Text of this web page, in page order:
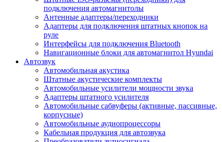
подключения автомагнитолы
Антенные адаптеры/переходники
Адаптеры для подключения штатных кнопок на
руле
Интерфейсы для подключения Bluetooth
Навигационные блоки для автомагнитол Hyundai
Автозвук
Автомобильная акустика
Штатные акустические комплекты
Автомобильные усилители мощности звука
Адаптеры штатного усилителя
Автомобильные сабвуферы (активные, пассивные,
корпусные)
Автомобильные аудиопроцессоры
Кабельная продукция для автозвука